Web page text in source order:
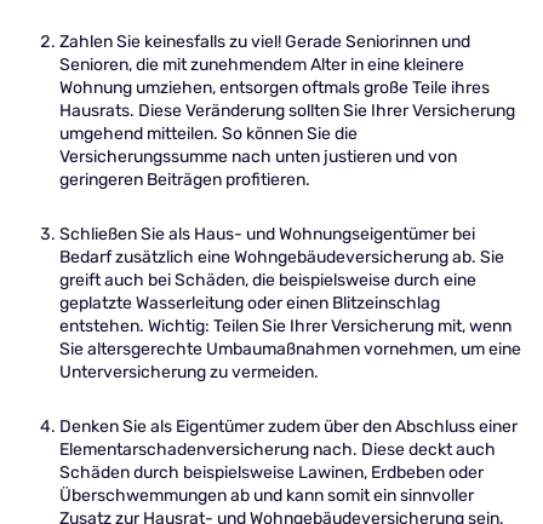
Zahlen Sie keinesfalls zu viel! Gerade Seniorinnen und
Senioren, die mit zunehmendem Alter in eine kleinere
Wohnung umziehen, entsorgen oftmals große Teile ihres
Hausrats. Diese Veränderung sollten Sie Ihrer Versicherung
umgehend mitteilen. So können Sie die
Versicherungssumme nach unten justieren und von
geringeren Beiträgen profitieren.
Schließen Sie als Haus- und Wohnungseigentümer bei
Bedarf zusätzlich eine Wohngebäudeversicherung ab. Sie
greift auch bei Schäden, die beispielsweise durch eine
geplatzte Wasserleitung oder einen Blitzeinschlag
entstehen. Wichtig: Teilen Sie Ihrer Versicherung mit, wenn
Sie altersgerechte Umbaumaßnahmen vornehmen, um eine
Unterversicherung zu vermeiden.
Denken Sie als Eigentümer zudem über den Abschluss einer
Elementarschadenversicherung nach. Diese deckt auch
Schäden durch beispielsweise Lawinen, Erdbeben oder
Überschwemmungen ab und kann somit ein sinnvoller
Zusatz zur Hausrat- und Wohngebäudeversicherung sein.